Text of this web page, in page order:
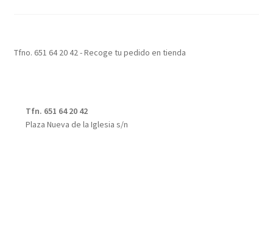
Tfno. 651 64 20 42 - Recoge tu pedido en tienda
Tfn. 651 64 20 42
Plaza Nueva de la Iglesia s/n